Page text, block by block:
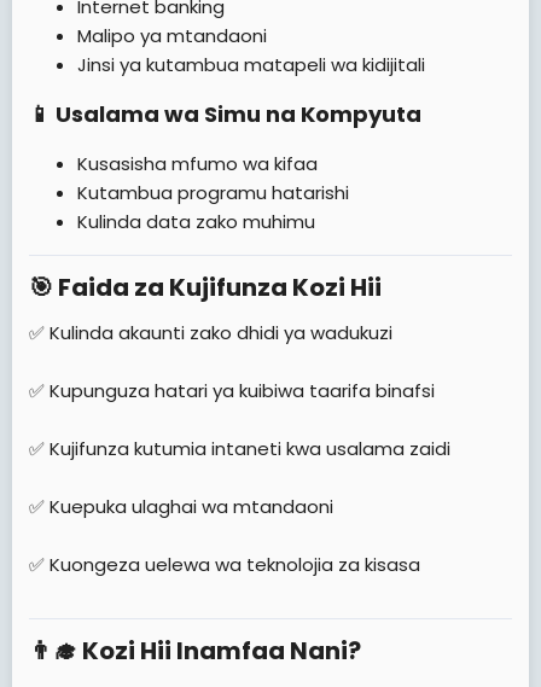
Internet banking
Malipo ya mtandaoni
Jinsi ya kutambua matapeli wa kidijitali
📱 Usalama wa Simu na Kompyuta​
Kusasisha mfumo wa kifaa
Kutambua programu hatarishi
Kulinda data zako muhimu
🎯 Faida za Kujifunza Kozi Hii​
✅ Kulinda akaunti zako dhidi ya wadukuzi
✅ Kupunguza hatari ya kuibiwa taarifa binafsi
✅ Kujifunza kutumia intaneti kwa usalama zaidi
✅ Kuepuka ulaghai wa mtandaoni
✅ Kuongeza uelewa wa teknolojia za kisasa
👨‍🎓 Kozi Hii Inamfaa Nani?​